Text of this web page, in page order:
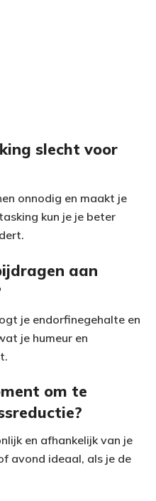
slecht voor
onnodig en maakt je
kun je je beter
aan
je endorfinegehalte en
je humeur en
om te
en afhankelijk van je
avond ideaal, als je de